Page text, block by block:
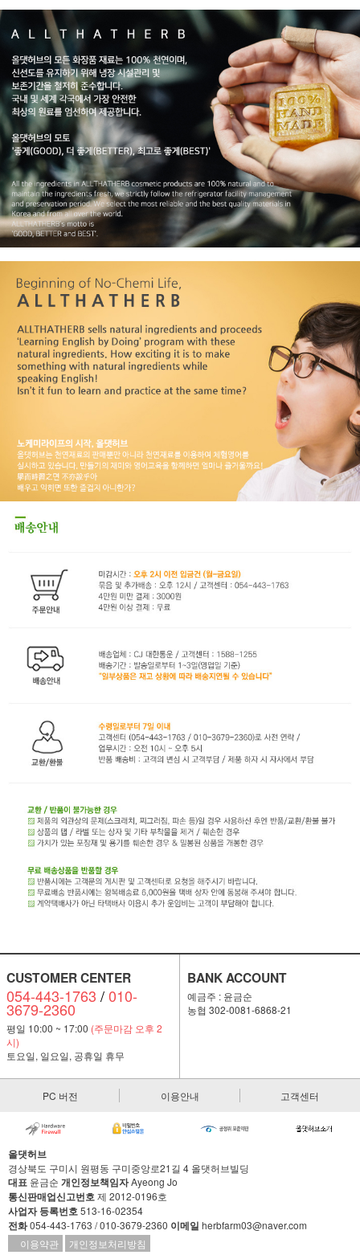
CUSTOMER CENTER
054-443-1763 /010-
3679-2360
평일 10:00 ~ 17:00 (주문마감 오후 2
시)
토요일, 일요일, 공휴일 휴무
BANK ACCOUNT
예금주 : 윤금순
농협 302-0081-6868-21
PC 버전 이용안내 고객센터
올댓허브
경상북도 구미시 원평동 구미중앙로21길 4 올댓허브빌딩
대표 윤금순 개인정보책임자Ayeong Jo
통신판매업신고번호제 2012-0196호
사업자 등록번호513-16-02354
전화054-443-1763 / 010-3679-2360 이메일 herbfarm03@naver.com
이용약관
개인정보처리방침